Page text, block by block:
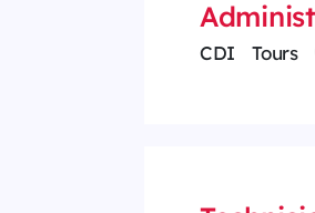
CDI Tours